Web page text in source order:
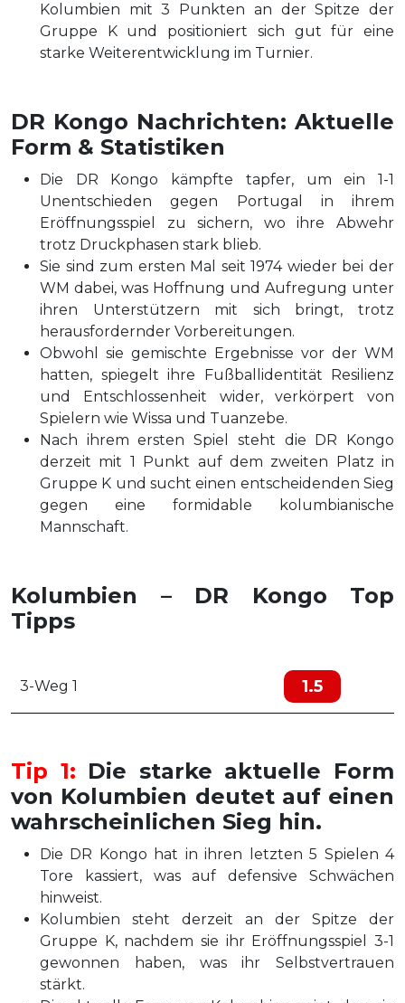
Kolumbien mit 3 Punkten an der Spitze der
Gruppe K und positioniert sich gut für eine
starke Weiterentwicklung im Turnier.
DR Kongo Nachrichten: Aktuelle
Form & Statistiken
Die DR Kongo kämpfte tapfer, um ein 1-1
Unentschieden gegen Portugal in ihrem
Eröffnungsspiel zu sichern, wo ihre Abwehr
trotz Druckphasen stark blieb.
Sie sind zum ersten Mal seit 1974 wieder bei der
WM dabei, was Hoffnung und Aufregung unter
ihren Unterstützern mit sich bringt, trotz
herausfordernder Vorbereitungen.
Obwohl sie gemischte Ergebnisse vor der WM
hatten, spiegelt ihre Fußballidentität Resilienz
und Entschlossenheit wider, verkörpert von
Spielern wie Wissa und Tuanzebe.
Nach ihrem ersten Spiel steht die DR Kongo
derzeit mit 1 Punkt auf dem zweiten Platz in
Gruppe K und sucht einen entscheidenden Sieg
gegen eine formidable kolumbianische
Mannschaft.
Kolumbien – DR Kongo Top
Tipps
3-Weg 1 1.5
Tip 1: Die starke aktuelle Form
von Kolumbien deutet auf einen
wahrscheinlichen Sieg hin.
Die DR Kongo hat in ihren letzten 5 Spielen 4
Tore kassiert, was auf defensive Schwächen
hinweist.
Kolumbien steht derzeit an der Spitze der
Gruppe K, nachdem sie ihr Eröffnungsspiel 3-1
gewonnen haben, was ihr Selbstvertrauen
stärkt.